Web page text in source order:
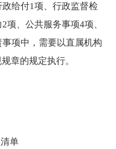
政给付1项、行政监督检
项、公共服务事项4项
项中，需要以直属机构
章的规定执行。
单